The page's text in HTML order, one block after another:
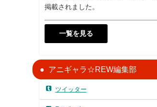
掲載されました。
一覧を見る
アニギャラ☆REW編集部
ツイッター